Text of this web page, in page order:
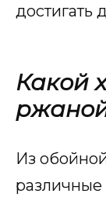
достигать
Какой
Из
различные